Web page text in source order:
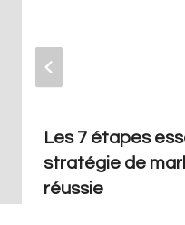
Les 7 étapes
stratégie de
réussie